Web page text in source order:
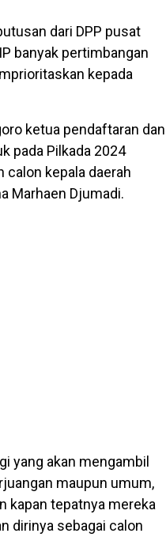
dari DPP pusat
banyak pertimbangan
kepada
ketua pendaftaran dan
pada Pilkada 2024
kepala daerah
Marhaen Djumadi.
yang akan mengambil
maupun umum,
kapan tepatnya mereka
dirinya sebagai calon